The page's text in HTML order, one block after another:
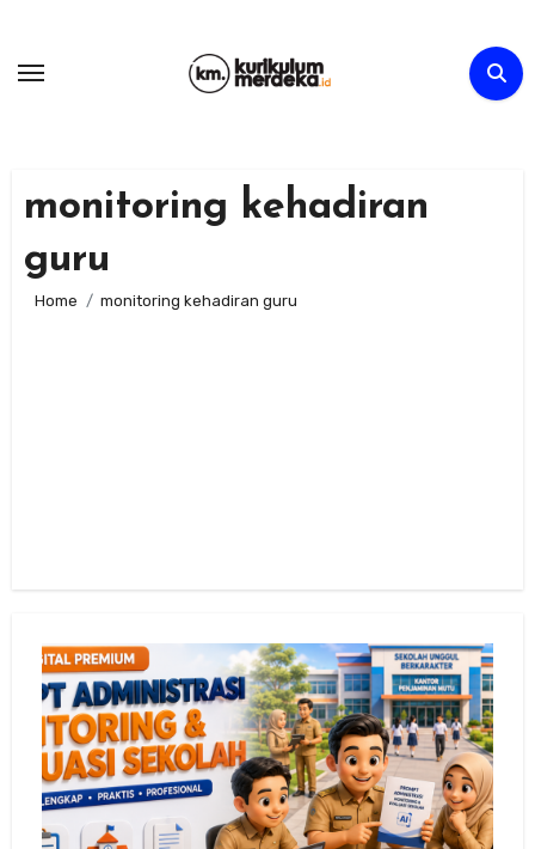
content
monitoring kehadiran
guru
Home monitoring kehadiran guru